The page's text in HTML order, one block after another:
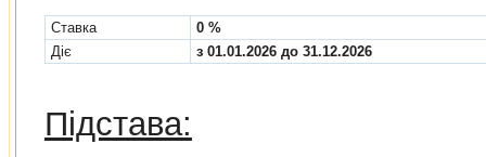
Cтавка
0 %
Діє
з 01.01.2026 до 31.12.2026
Підстава: